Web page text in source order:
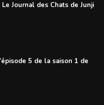
Journal des Chats de Junji
5 de la saison 1 de